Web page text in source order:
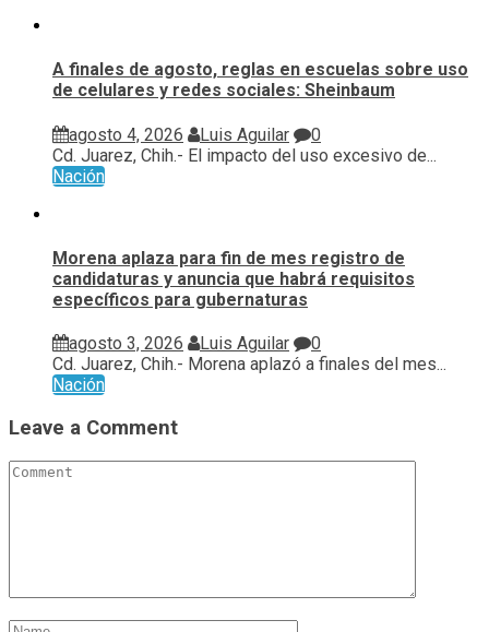
A finales de agosto, reglas en escuelas sobre uso
de celulares y redes sociales: Sheinbaum
agosto 4, 2026 Luis Aguilar
0
Cd. Juarez, Chih.- El impacto del uso excesivo de...
Nación
Morena aplaza para fin de mes registro de
candidaturas y anuncia que habrá requisitos
específicos para gubernaturas
agosto 3, 2026 Luis Aguilar
0
Cd. Juarez, Chih.- Morena aplazó a finales del mes...
Nación
Leave a Comment